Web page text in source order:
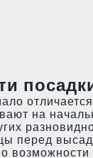
на
перед